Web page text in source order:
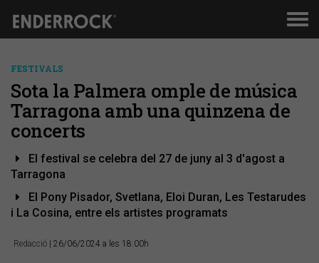
FESTIVALS
Sota la Palmera omple de música
Tarragona amb una quinzena de
concerts
El festival se celebra del 27 de juny al 3 d'agost a
Tarragona
El Pony Pisador, Svetlana, Eloi Duran, Les Testarudes
i La Cosina, entre els artistes programats
Redacció | 26/06/2024 a les 18:00h